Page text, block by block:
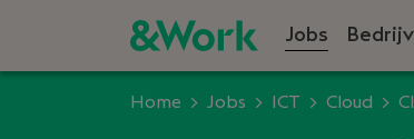
Jobs
Home Jobs ICT Cloud